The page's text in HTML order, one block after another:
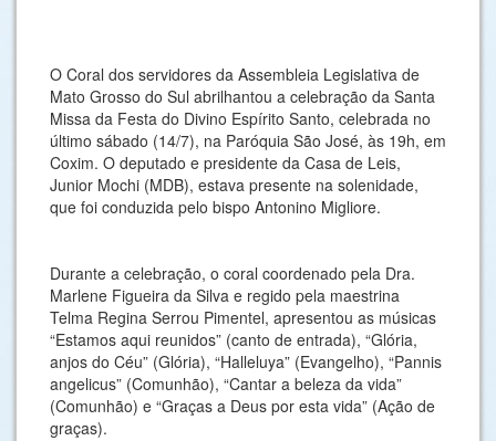
O Coral dos servidores da Assembleia Legislativa de
Mato Grosso do Sul abrilhantou a celebração da Santa
Missa da Festa do Divino Espírito Santo, celebrada no
último sábado (14/7), na Paróquia São José, às 19h, em
Coxim. O deputado e presidente da Casa de Leis,
Junior Mochi (MDB), estava presente na solenidade,
que foi conduzida pelo bispo Antonino Migliore.
Durante a celebração, o coral coordenado pela Dra.
Marlene Figueira da Silva e regido pela maestrina
Telma Regina Serrou Pimentel, apresentou as músicas
“Estamos aqui reunidos” (canto de entrada), “Glória,
anjos do Céu” (Glória), “Halleluya” (Evangelho), “Pannis
angelicus” (Comunhão), “Cantar a beleza da vida”
(Comunhão) e “Graças a Deus por esta vida” (Ação de
graças).